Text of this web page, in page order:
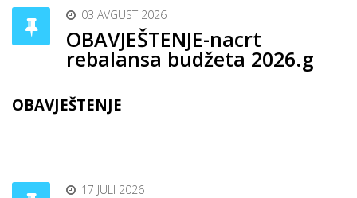
03 AVGUST 2026
OBAVJEŠTENJE-nacrt
rebalansa budžeta 2026.g
OBAVJEŠTENJE
17 JULI 2026